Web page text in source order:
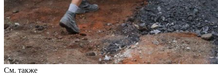
См. также